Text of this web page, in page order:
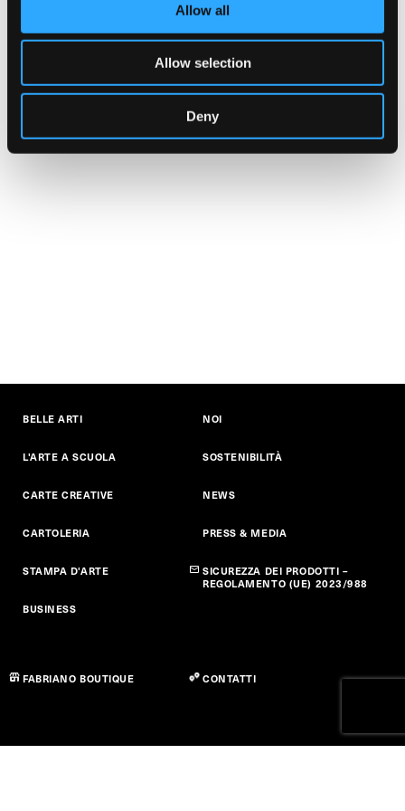
Allow all
Allow selection
Deny
Sito Web:https://www.ilmosaicoservizi.it/
BELLE ARTI
L'ARTE A SCUOLA
CARTE CREATIVE
CARTOLERIA
STAMPA D'ARTE
BUSINESS
NOI
SOSTENIBILITÀ
NEWS
PRESS & MEDIA
SICUREZZA DEI PRODOTTI –
REGOLAMENTO (UE) 2023/988
FABRIANO BOUTIQUE CONTATTI